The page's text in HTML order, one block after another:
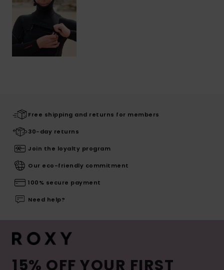
Free shipping and returns for members
30-day returns
Join the loyalty program
Our eco-friendly commitment
100% secure payment
Need help?
15% OFF YOUR FIRST